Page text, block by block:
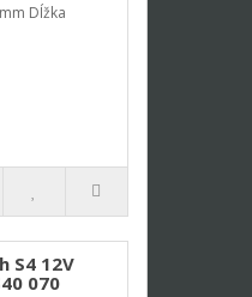
Dĺžka
S4 12V
070